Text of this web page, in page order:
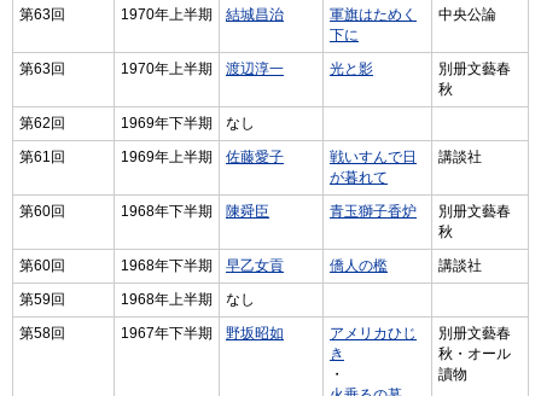
第63回 1970年上半期 結城昌治
軍旗はためく
下に
中央公論
第63回 1970年上半期 渡辺淳一 光と影
別册文藝春
秋
第62回
1969年下半期
なし
第61回
1969年上半期 佐藤愛子
戦いすんで日
が暮れて
講談社
第60回 1968年下半期 陳舜臣 青玉獅子香炉
別册文藝春
秋
第60回
1968年下半期 早乙女貢 僑人の檻
講談社
第59回
1968年上半期
なし
第58回
1967年下半期 野坂昭如
アメリカひじ
き
・
別册文藝春
秋・オール
讀物